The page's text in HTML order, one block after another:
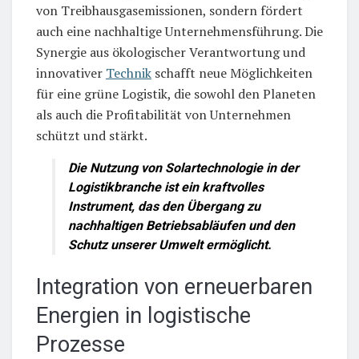
von Treibhausgasemissionen, sondern fördert
auch eine nachhaltige Unternehmensführung. Die
Synergie aus ökologischer Verantwortung und
innovativer Technik schafft neue Möglichkeiten
für eine grüne Logistik, die sowohl den Planeten
als auch die Profitabilität von Unternehmen
schützt und stärkt.
Die Nutzung von Solartechnologie in der
Logistikbranche ist ein kraftvolles
Instrument, das den Übergang zu
nachhaltigen Betriebsabläufen und den
Schutz unserer Umwelt ermöglicht.
Integration von erneuerbaren
Energien in logistische
Prozesse